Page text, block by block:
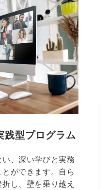
践型プログラム
、深い学びと実務
ができます。自ら
し、壁を乗り越え